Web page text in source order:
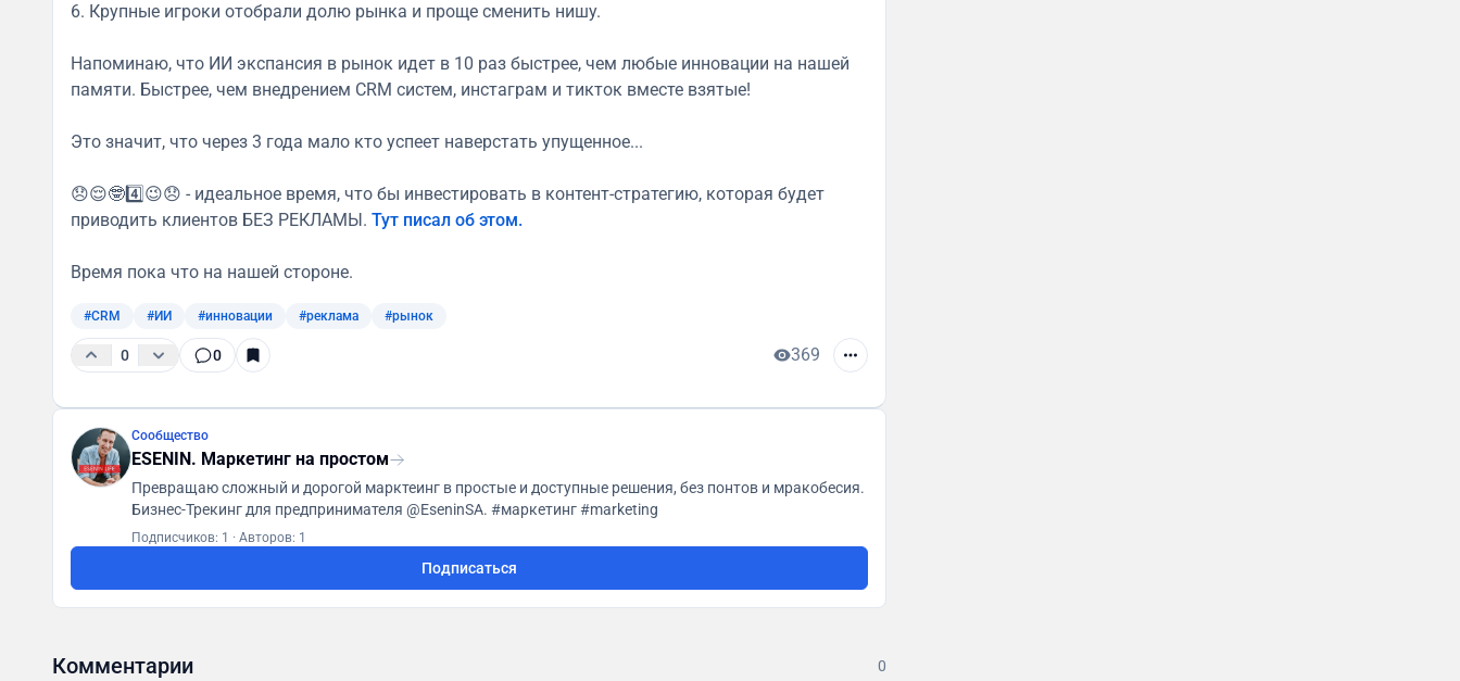
6. Крупные игроки отобрали долю рынка и проще сменить нишу.
Напоминаю, что ИИ экспансия в рынок идет в 10 раз быстрее, чем любые инновации на нашей
памяти. Быстрее, чем внедрением CRM систем, инстаграм и тикток вместе взятые!
Это значит, что через 3 года мало кто успеет наверстать упущенное...
😞😌🤓4️⃣😉😞 - идеальное время, что бы инвестировать в контент-стратегию, которая будет
приводить клиентов БЕЗ РЕКЛАМЫ. Тут писал об этом.
Время пока что на нашей стороне.
#CRM #ИИ #инновации #реклама #рынок
0 0 369
Сообщество
ESENIN. Маркетинг на простом
Превращаю сложный и дорогой марктеинг в простые и доступные решения, без понтов и мракобесия.
Бизнес-Трекинг для предпринимателя @EseninSA. #маркетинг #marketing
Подписчиков: 1 · Авторов: 1
Подписаться
Комментарии 0